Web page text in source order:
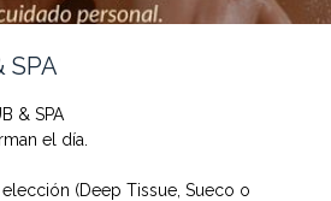
SPA
& SPA
el día.
(Deep Tissue, Sueco o